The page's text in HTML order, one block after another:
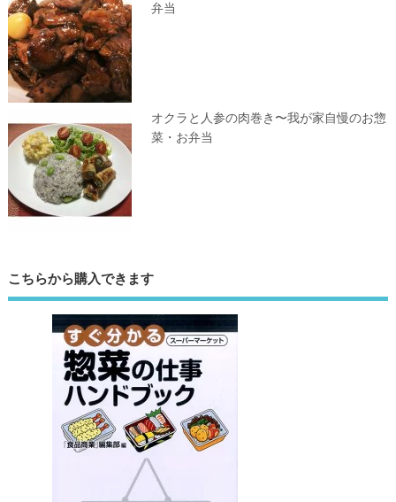
弁当
オクラと人参の肉巻き〜我が家自慢のお惣
菜・お弁当
こちらから購入できます